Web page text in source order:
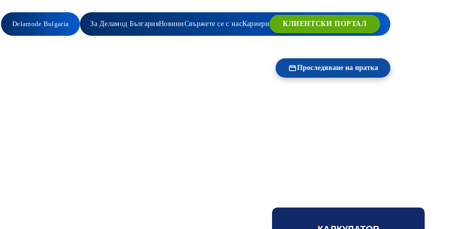
Delamode Bulgaria За Деламод БългарияНовиниСвържете се с насКариери КЛИЕНТСКИ ПОРТАЛ
Проследяване на пратка